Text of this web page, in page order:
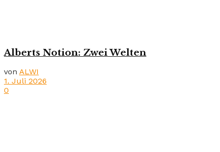
Alberts Notion: Zwei Welten
von ALWI
1. Juli 2026
0